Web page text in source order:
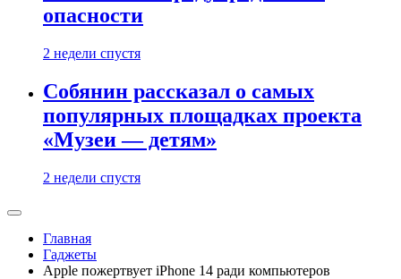
опасности
2 недели спустя
Собянин рассказал о самых
популярных площадках проекта
«Музеи — детям»
2 недели спустя
Главная
Гаджеты
Apple пожертвует iPhone 14 ради компьютеров